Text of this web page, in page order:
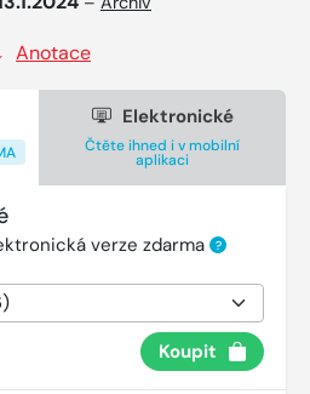
Anotace
Elektronické
Čtěte ihned i v mobilní
aplikaci
verze zdarma ?
Koupit